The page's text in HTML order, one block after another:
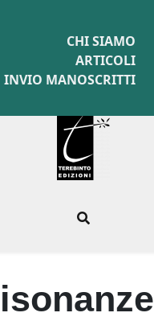
CHI SIAMO
ARTICOLI
INVIO MANOSCRITTI